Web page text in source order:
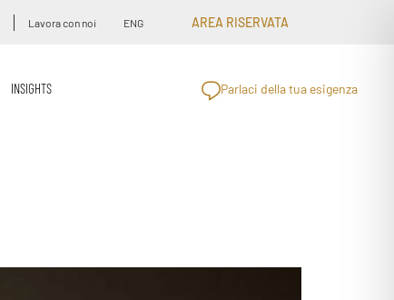
Lavora con noi ENG AREA RISERVATA
INSIGHTS Parlaci della tua esigenza